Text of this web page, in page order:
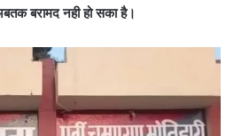
बरामद नही हो सका है।